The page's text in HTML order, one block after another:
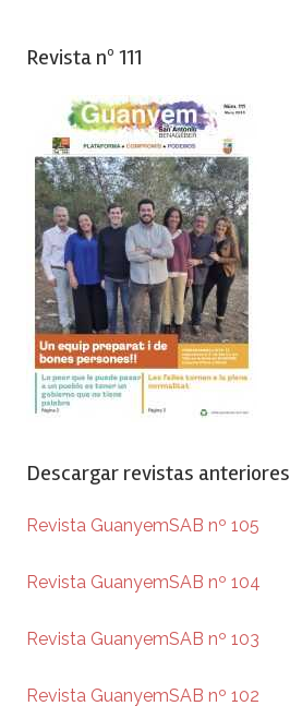
Revista nº 111
Descargar revistas anteriores
Revista GuanyemSAB nº 105
Revista GuanyemSAB nº 104
Revista GuanyemSAB nº 103
Revista GuanyemSAB nº 102